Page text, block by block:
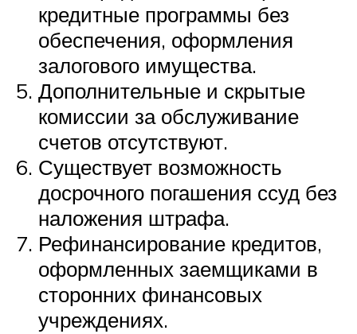
кредитные программы без
обеспечения, оформления
залогового имущества.
Дополнительные и скрытые
комиссии за обслуживание
счетов отсутствуют.
Существует возможность
досрочного погашения ссуд без
наложения штрафа.
Рефинансирование кредитов,
оформленных заемщиками в
сторонних финансовых
учреждениях.